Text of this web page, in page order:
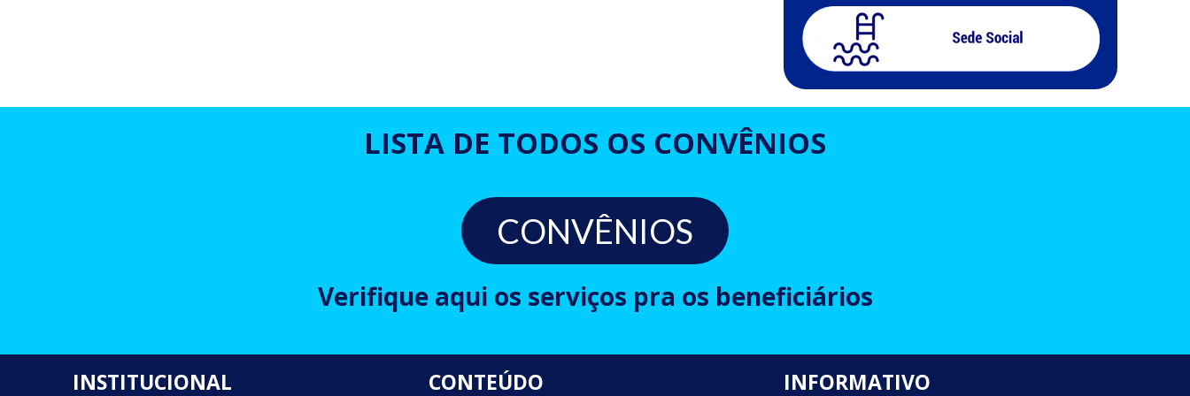
LISTA DE TODOS OS CONVÊNIOS
CONVÊNIOS
Verifique aqui os serviços pra os beneficiários
INSTITUCIONAL CONTEÚDO INFORMATIVO